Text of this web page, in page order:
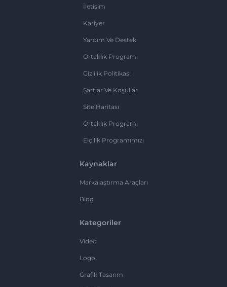
İletişim
Kariyer
Yardım Ve Destek
Ortaklık Programı
Gizlilik Politikası
Şartlar Ve Koşullar
Site Haritası
Ortaklık Programı
Elçilik Programımızı
Kaynaklar
Markalaştırma Araçları
Blog
Kategoriler
Video
Logo
Grafik Tasarım